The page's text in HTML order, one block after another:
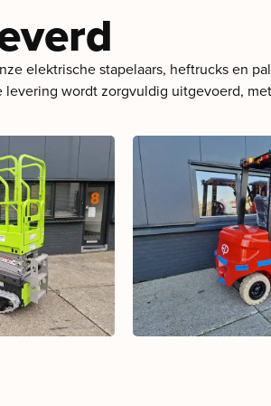
elektrische stapelaars, heftrucks en
wordt zorgvuldig uitgevoerd,